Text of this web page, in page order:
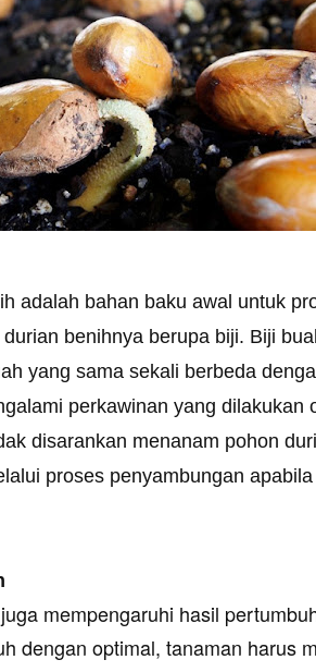
adalah bahan baku awal untuk
benihnya berupa biji. Biji
yang sama sekali berbeda
perkawinan yang dilakukan
disarankan menanam pohon
proses penyambungan
mempengaruhi hasil
dengan optimal, tanaman harus